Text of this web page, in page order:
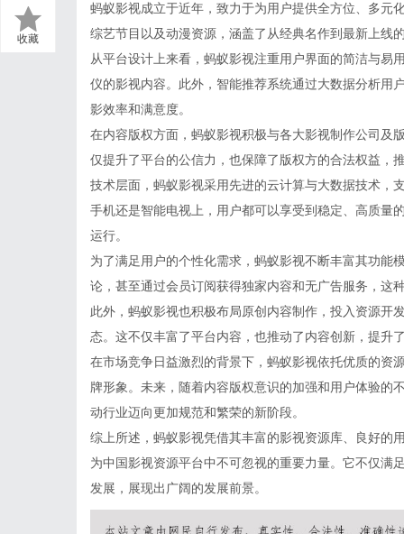
收藏
蚂蚁影视成立于近年，致力于为用户提供全方位、多元
综艺节目以及动漫资源，涵盖了从经典名作到最新上线
从平台设计上来看，蚂蚁影视注重用户界面的简洁与易
仪的影视内容。此外，智能推荐系统通过大数据分析用
影效率和满意度。
在内容版权方面，蚂蚁影视积极与各大影视制作公司及
仅提升了平台的公信力，也保障了版权方的合法权益，
技术层面，蚂蚁影视采用先进的云计算与大数据技术，
手机还是智能电视上，用户都可以享受到稳定、高质量
运行。
为了满足用户的个性化需求，蚂蚁影视不断丰富其功能
论，甚至通过会员订阅获得独家内容和无广告服务，这
此外，蚂蚁影视也积极布局原创内容制作，投入资源开
态。这不仅丰富了平台内容，也推动了内容创新，提升
在市场竞争日益激烈的背景下，蚂蚁影视依托优质的资
牌形象。未来，随着内容版权意识的加强和用户体验的
动行业迈向更加规范和繁荣的新阶段。
综上所述，蚂蚁影视凭借其丰富的影视资源库、良好的
为中国影视资源平台中不可忽视的重要力量。它不仅满
发展，展现出广阔的发展前景。